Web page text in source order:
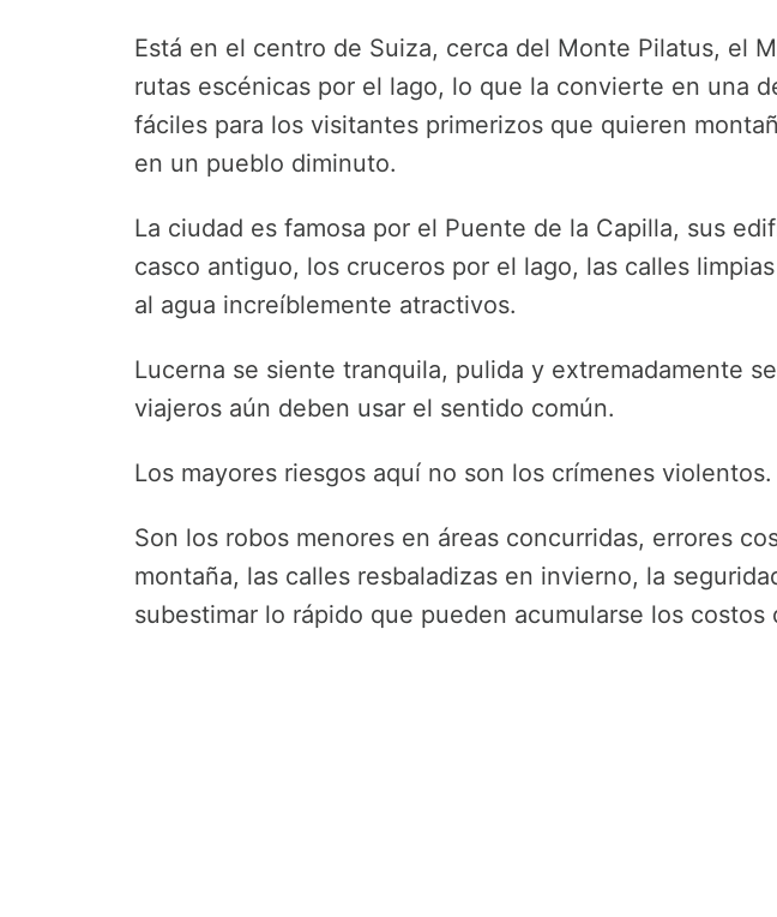
Está en el centro de Suiza, cerca del Monte Pilatus, el
rutas escénicas por el lago, lo que la convierte en una
fáciles para los visitantes primerizos que quieren
en un pueblo diminuto.
La ciudad es famosa por el Puente de la Capilla, sus
casco antiguo, los cruceros por el lago, las calles
al agua increíblemente atractivos.
Lucerna se siente tranquila, pulida y extremadamente
viajeros aún deben usar el sentido común.
Los mayores riesgos aquí no son los crímenes violentos.
Son los robos menores en áreas concurridas, errores
montaña, las calles resbaladizas en invierno, la
subestimar lo rápido que pueden acumularse los costos